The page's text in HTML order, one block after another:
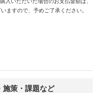
ますので、予めご了承ください。
施策・課題など